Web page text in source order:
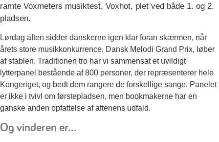
ramte Voxmeters musiktest, Voxhot, plet ved både 1. og 2.
pladsen.
Lørdag aften sidder danskerne igen klar foran skærmen, når
årets store musikkonkurrence, Dansk Melodi Grand Prix, løber
af stablen. Traditionen tro har vi sammensat et uvildigt
lytterpanel bestående af 800 personer, der repræsenterer hele
Kongeriget, og bedt dem rangere de forskellige sange. Panelet
er ikke i tvivl om førstepladsen, men bookmakerne har en
ganske anden opfattelse af aftenens udfald.
Og vinderen er…